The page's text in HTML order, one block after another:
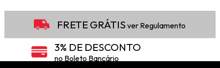
FRETE GRÁTIS ver Regulamento
3% DE DESCONTO
no Boleto Bancário